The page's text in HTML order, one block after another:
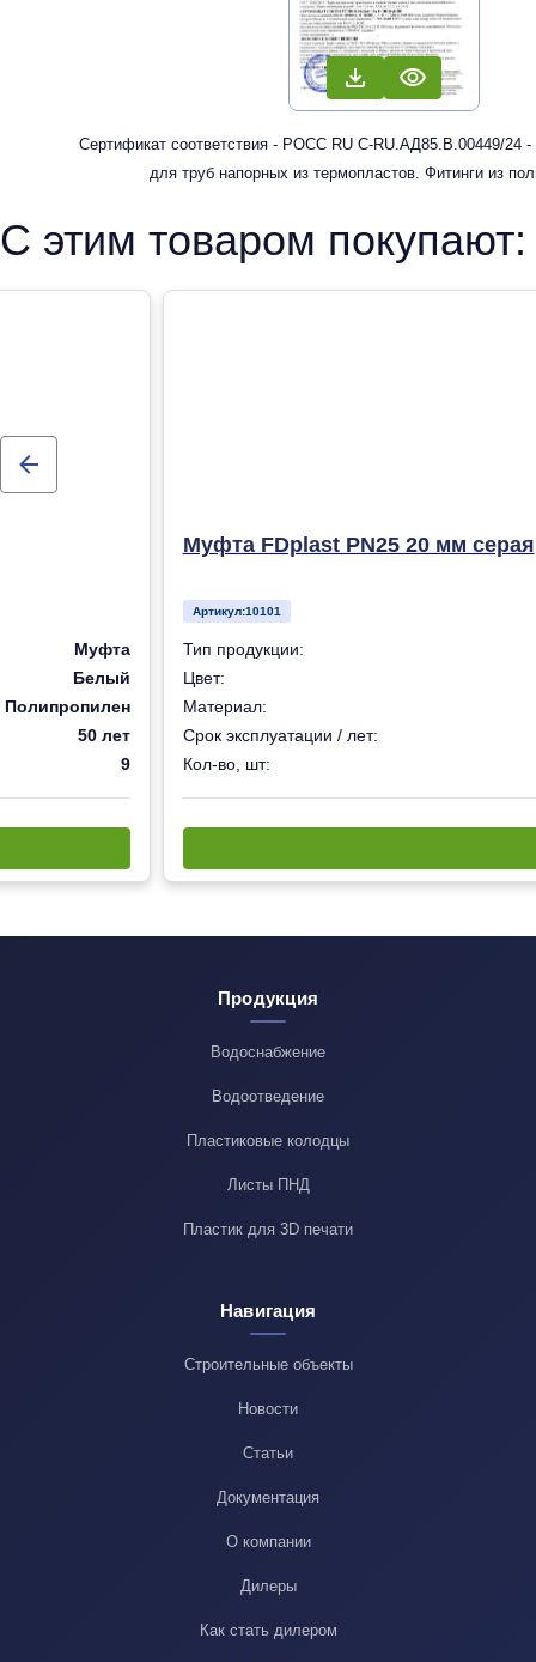
Сертификат соответствия - РОСС RU С-RU.АД85.В.00449/24
для труб напорных из термопластов. Фитинги из
отопления
С этим товаром покупают:
Муфта
Белый
Полипропилен
50 лет
9
Муфта FDplast PN25 20 мм серая
Артикул:10101
Тип продукции:
Цвет:
Материал:
Срок эксплуатации / лет:
Кол-во, шт:
Продукция
Водоснабжение
Водоотведение
Пластиковые колодцы
Листы ПНД
Пластик для 3D печати
Навигация
Строительные объекты
Новости
Статьи
Документация
О компании
Дилеры
Как стать дилером